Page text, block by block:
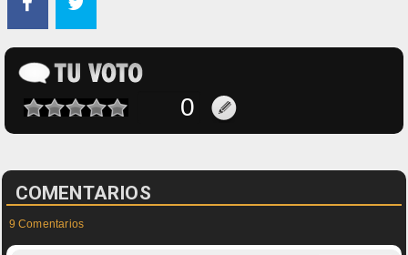
COMENTARIOS
9 Comentarios